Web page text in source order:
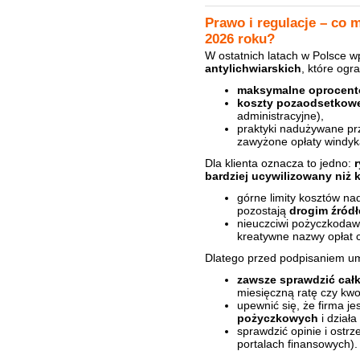
Prawo i regulacje – co
2026 roku?
W ostatnich latach w Polsce
antylichwiarskich , które
maksymalne
koszty
administracyjne),
praktyki nadużywane
zawyżone opłaty
Dla klienta oznacza to jedno:
bardziej ucywilizowany niż
górne limity kosztów
pozostają drogim
nieuczciwi
kreatywne nazwy opłat
Dlatego przed podpisaniem
zawsze sprawdzić
miesięczną ratę czy
upewnić się, że firma
pożyczkowych i
sprawdzić opinie i
portalach finansowych).